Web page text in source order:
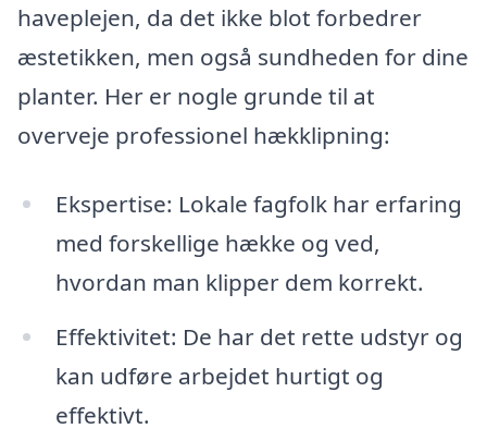
haveplejen, da det ikke blot forbedrer
æstetikken, men også sundheden for dine
planter. Her er nogle grunde til at
overveje professionel hækklipning:
Ekspertise: Lokale fagfolk har erfaring
med forskellige hække og ved,
hvordan man klipper dem korrekt.
Effektivitet: De har det rette udstyr og
kan udføre arbejdet hurtigt og
effektivt.